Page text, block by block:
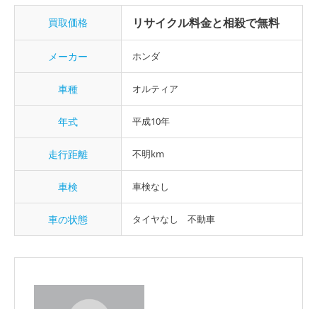
買取価格 リサイクル料金と相殺で無料
メーカー ホンダ
車種 オルティア
年式 平成10年
走行距離 不明km
車検 車検なし
車の状態 タイヤなし 不動車